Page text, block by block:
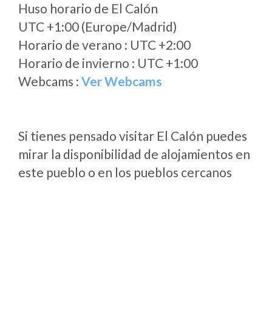
Huso horario de El Calón
UTC +1:00 (Europe/Madrid)
Horario de verano : UTC +2:00
Horario de invierno : UTC +1:00
Webcams : Ver Webcams
Si tienes pensado visitar El Calón puedes
mirar la disponibilidad de alojamientos en
este pueblo o en los pueblos cercanos